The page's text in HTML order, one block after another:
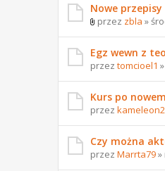
Nowe
przez zbla »
Egz wewn z
przez tomcioel1
Kurs po
przez
Czy można
przez Marrta79»